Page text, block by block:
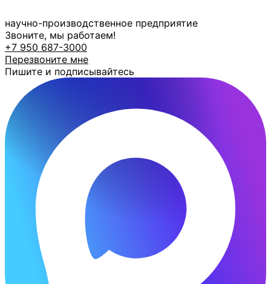
к
содержимому
научно-производственное предприятие
Звоните, мы работаем!
+7 950 687-3000
Перезвоните мне
Пишите и подписывайтесь